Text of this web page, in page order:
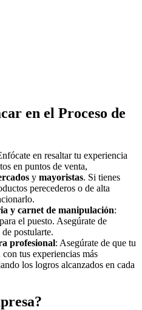
en el Proceso de
en resaltar tu experiencia
en puntos de venta,
y mayoristas. Si tienes
perecederos o de alta
y carnet de manipulación:
el puesto. Asegúrate de
postularte.
profesional: Asegúrate de que tu
tus experiencias más
los logros alcanzados en cada